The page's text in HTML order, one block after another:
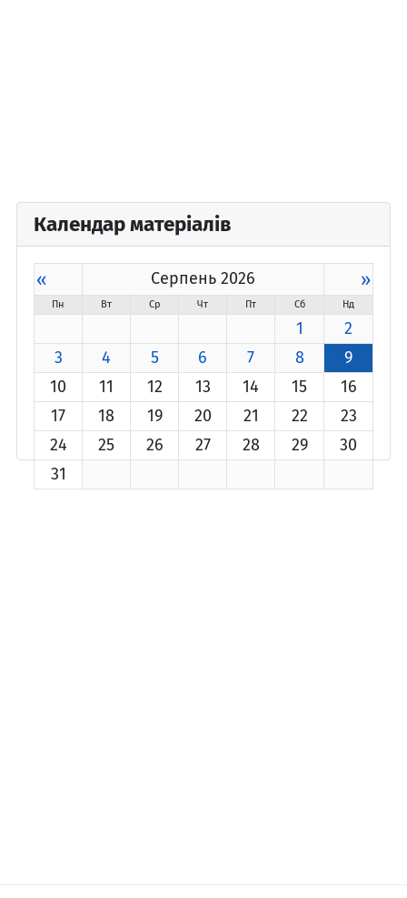
Календар матеріалів
« Серпень 2026 »
Пн Вт Ср Чт Пт Сб Нд
1
2
3
4 5 6 7 8
9
10
11 12 13 14 15
16
17
18 19 20 21 22
23
24
25 26 27 28 29
30
31